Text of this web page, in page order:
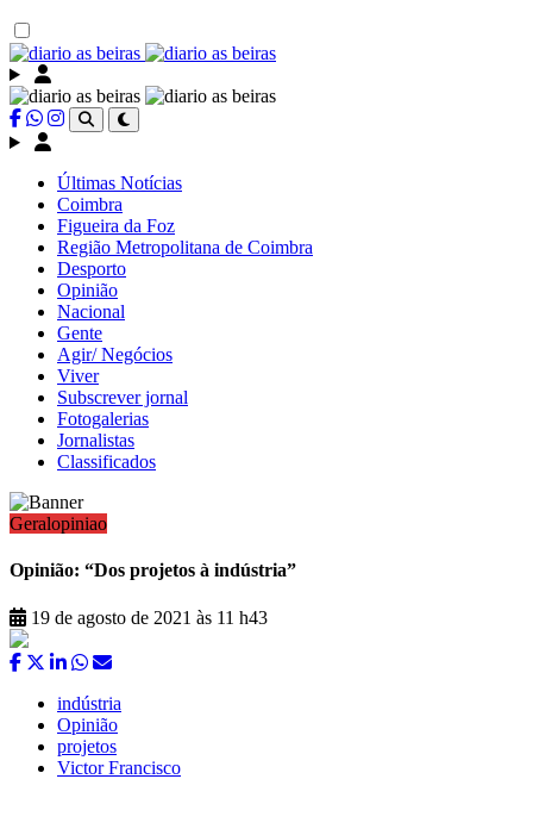
Últimas Notícias
Coimbra
Figueira da Foz
Região Metropolitana de Coimbra
Desporto
Opinião
Nacional
Gente
Agir/ Negócios
Viver
Subscrever jornal
Fotogalerias
Jornalistas
Classificados
Geralopiniao
Opinião: “Dos projetos à indústria”
19 de agosto de 2021 às 11 h43
indústria
Opinião
projetos
Victor Francisco